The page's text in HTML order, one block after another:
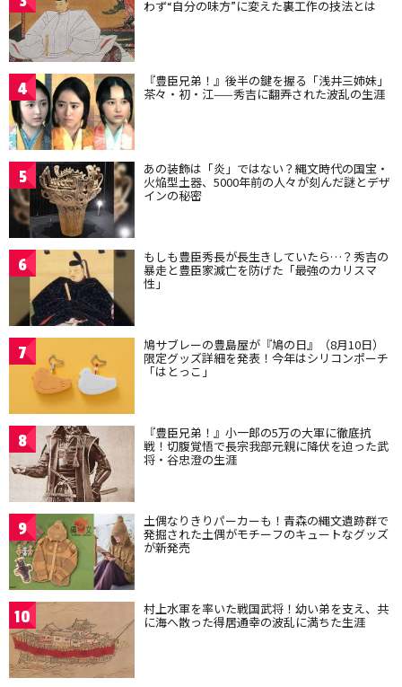
わず“自分の味方”に変えた裏工作の技法とは
4 『豊臣兄弟！』後半の鍵を握る「浅井三姉妹」
茶々・初・江——秀吉に翻弄された波乱の生涯
5 あの装飾は「炎」ではない？縄文時代の国宝・
火焔型土器、5000年前の人々が刻んだ謎とデザ
インの秘密
6 もしも豊臣秀長が長生きしていたら…？秀吉の
暴走と豊臣家滅亡を防げた「最強のカリスマ
性」
7 鳩サブレーの豊島屋が『鳩の日』（8月10日）
限定グッズ詳細を発表！今年はシリコンポーチ
「はとっこ」
8 『豊臣兄弟！』小一郎の5万の大軍に徹底抗
戦！切腹覚悟で長宗我部元親に降伏を迫った武
将・谷忠澄の生涯
9 土偶なりきりパーカーも！青森の縄文遺跡群で
発掘された土偶がモチーフのキュートなグッズ
が新発売
10 村上水軍を率いた戦国武将！幼い弟を支え、共
に海へ散った得居通幸の波乱に満ちた生涯